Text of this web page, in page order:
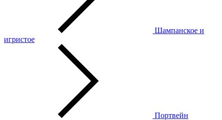
Шампанское и
игристое
Портвейн